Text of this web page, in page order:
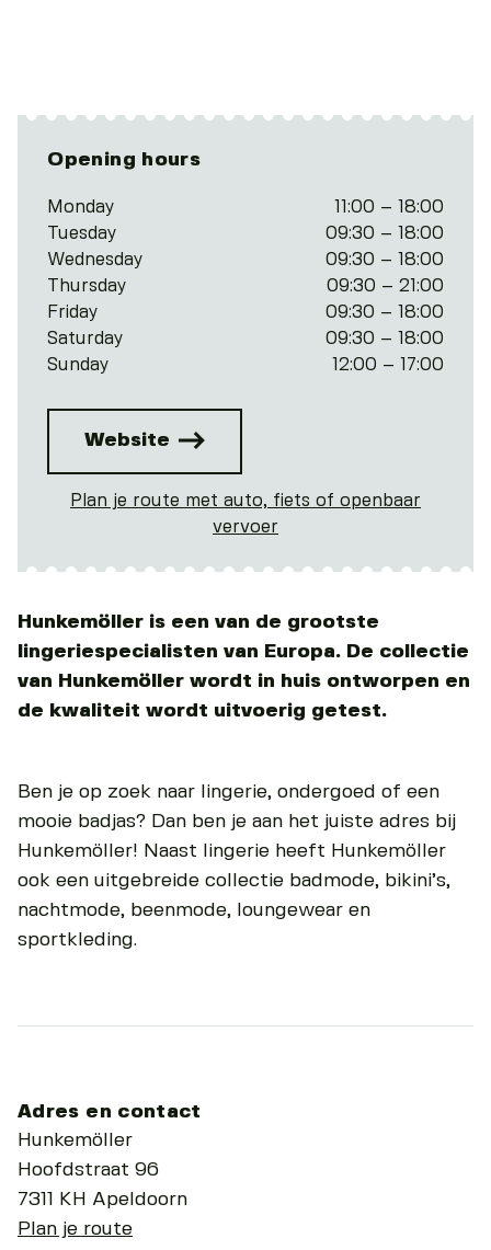
Opening hours
Monday
11:00 – 18:00
Tuesday
09:30 – 18:00
Wednesday
09:30 – 18:00
Thursday
09:30 – 21:00
Friday
09:30 – 18:00
Saturday
09:30 – 18:00
Sunday
12:00 – 17:00
Website
Plan je route met auto, fiets of openbaar
vervoer
Hunkemöller is een van de grootste
lingeriespecialisten van Europa. De collectie
van Hunkemöller wordt in huis ontworpen en
de kwaliteit wordt uitvoerig getest.
Ben je op zoek naar lingerie, ondergoed of een
mooie badjas? Dan ben je aan het juiste adres bij
Hunkemöller! Naast lingerie heeft Hunkemöller
ook een uitgebreide collectie badmode, bikini’s,
nachtmode, beenmode, loungewear en
sportkleding.
Adres en contact
Hunkemöller
Hoofdstraat 96
7311 KH Apeldoorn
Plan je route